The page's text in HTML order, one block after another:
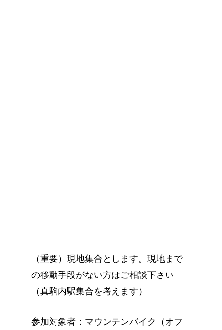
（重要）現地集合とします。現地まで
の移動手段がない方はご相談下さい
（真駒内駅集合を考えます）
参加対象者：マウンテンバイク（オフ